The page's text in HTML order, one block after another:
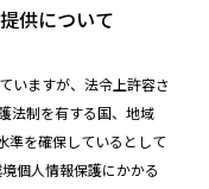
供について
いますが、法令上許容さ
法制を有する国、地域
準を確保しているとして
個人情報保護にかかる